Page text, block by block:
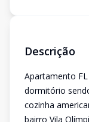
Descrição
Apartamento
dormitório
cozinha
bairro Vila